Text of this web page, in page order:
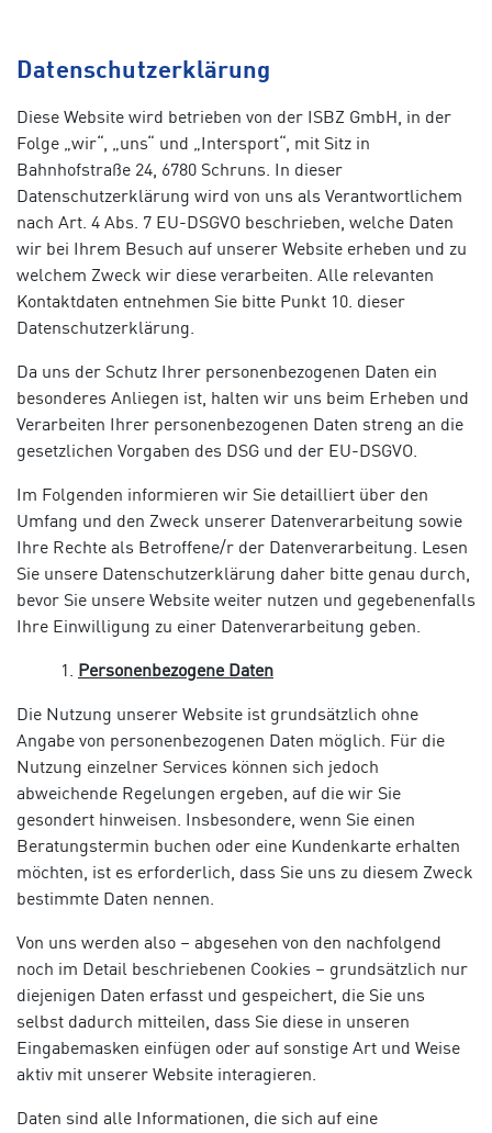
Datenschutzerklärung
Diese Website wird betrieben von der ISBZ GmbH, in der
Folge „wir“, „uns“ und „Intersport“, mit Sitz in
Bahnhofstraße 24, 6780 Schruns. In dieser
Datenschutzerklärung wird von uns als Verantwortlichem
nach Art. 4 Abs. 7 EU-DSGVO beschrieben, welche Daten
wir bei Ihrem Besuch auf unserer Website erheben und zu
welchem Zweck wir diese verarbeiten. Alle relevanten
Kontaktdaten entnehmen Sie bitte Punkt 10. dieser
Datenschutzerklärung.
Da uns der Schutz Ihrer personenbezogenen Daten ein
besonderes Anliegen ist, halten wir uns beim Erheben und
Verarbeiten Ihrer personenbezogenen Daten streng an die
gesetzlichen Vorgaben des DSG und der EU-DSGVO.
Im Folgenden informieren wir Sie detailliert über den
Umfang und den Zweck unserer Datenverarbeitung sowie
Ihre Rechte als Betroffene/r der Datenverarbeitung. Lesen
Sie unsere Datenschutzerklärung daher bitte genau durch,
bevor Sie unsere Website weiter nutzen und gegebenenfalls
Ihre Einwilligung zu einer Datenverarbeitung geben.
Personenbezogene Daten
Die Nutzung unserer Website ist grundsätzlich ohne
Angabe von personenbezogenen Daten möglich. Für die
Nutzung einzelner Services können sich jedoch
abweichende Regelungen ergeben, auf die wir Sie
gesondert hinweisen. Insbesondere, wenn Sie einen
Beratungstermin buchen oder eine Kundenkarte erhalten
möchten, ist es erforderlich, dass Sie uns zu diesem Zweck
bestimmte Daten nennen.
Von uns werden also – abgesehen von den nachfolgend
noch im Detail beschriebenen Cookies – grundsätzlich nur
diejenigen Daten erfasst und gespeichert, die Sie uns
selbst dadurch mitteilen, dass Sie diese in unseren
Eingabemasken einfügen oder auf sonstige Art und Weise
aktiv mit unserer Website interagieren.
Daten sind alle Informationen, die sich auf eine